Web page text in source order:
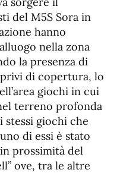
del M5S Sora in
hanno
nella zona
la presenza di
di copertura, lo
giochi in cui
terreno profonda
giochi che
di essi è stato
prossimità del
ove, tra le altre